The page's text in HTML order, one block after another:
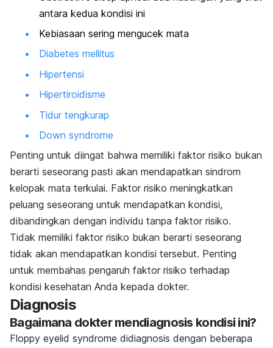
antara kedua kondisi ini
Kebiasaan sering mengucek mata
Diabetes mellitus
Hipertensi
Hipertiroidisme
Tidur tengkurap
Down syndrome
Penting untuk diingat bahwa memiliki faktor risiko bukan
berarti seseorang pasti akan mendapatkan sindrom
kelopak mata terkulai. Faktor risiko meningkatkan
peluang seseorang untuk mendapatkan kondisi,
dibandingkan dengan individu tanpa faktor risiko.
Tidak memiliki faktor risiko bukan berarti seseorang
tidak akan mendapatkan kondisi tersebut. Penting
untuk membahas pengaruh faktor risiko terhadap
kondisi kesehatan Anda kepada dokter.
Diagnosis
Bagaimana dokter mendiagnosis kondisi ini?
Floppy eyelid syndrome didiagnosis dengan beberapa